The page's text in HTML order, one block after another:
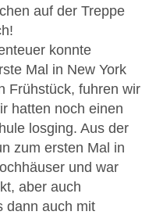
auf der Treppe
konnte
Mal in New York
Frühstück, fuhren wir
hatten noch einen
losging. Aus der
zum ersten Mal in
und war
aber auch
dann auch mit